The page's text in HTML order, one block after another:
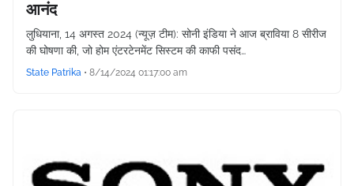
आनंद
लुधियाना, 14 अगस्त 2024 (न्यूज़ टीम): सोनी इंडिया ने आज ब्राविया 8 सीरीज
की घोषणा की, जो होम एंटरटेनमेंट सिस्टम की काफी पसंद…
State Patrika • 8/14/2024 01:17:00 am